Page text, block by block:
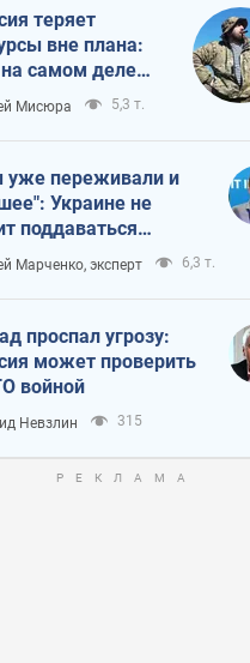
теряет
вне плана:
на самом деле
темп войны
Мисюра 5,3 т.
переживали и
Украине не
поддаваться
из-за
террора
Марченко, эксперт 6,3 т.
проспал угрозу:
может проверить
войной
Невзлин 315